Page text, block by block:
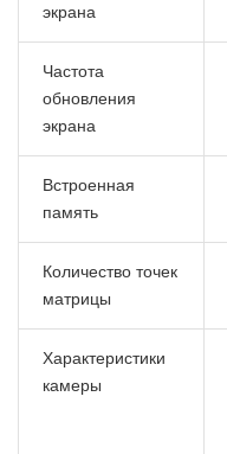
экрана
Частота
обновления
экрана
Встроенная
память
Количество точек
матрицы
Характеристики
камеры